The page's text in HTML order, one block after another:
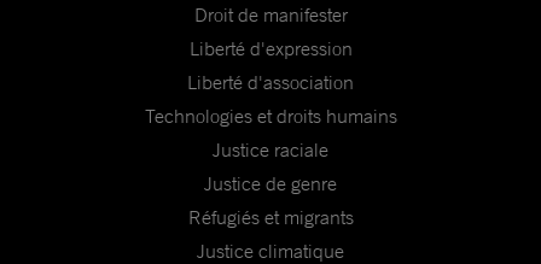
Droit de manifester
Liberté d'expression
Liberté d'association
Technologies et droits humains
Justice raciale
Justice de genre
Réfugiés et migrants
Justice climatique